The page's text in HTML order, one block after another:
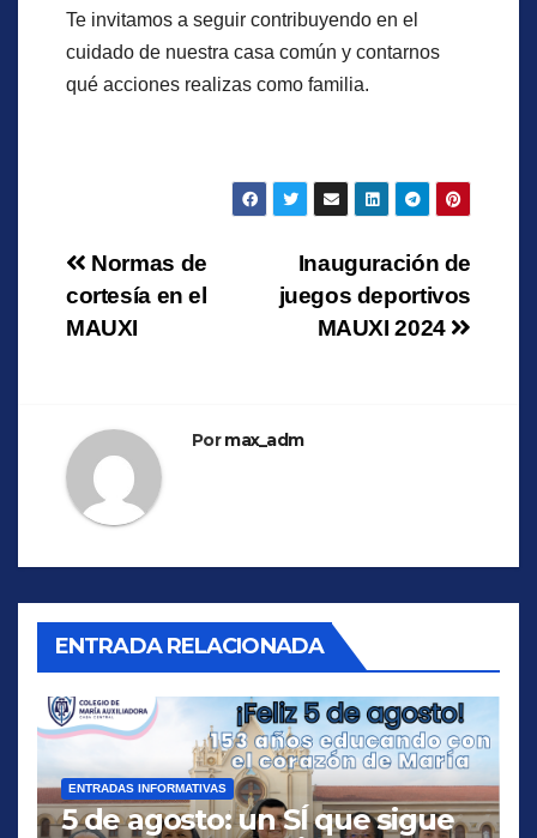
Te invitamos a seguir contribuyendo en el
cuidado de nuestra casa común y contarnos
qué acciones realizas como familia.
Navegación
de
Inauguración de
juegos deportivos
MAUXI 2024
Normas de
cortesía en el
MAUXI
Pormax_adm
ENTRADA RELACIONADA
ENTRADAS INFORMATIVAS
5 de agosto: un SÍ que sigue